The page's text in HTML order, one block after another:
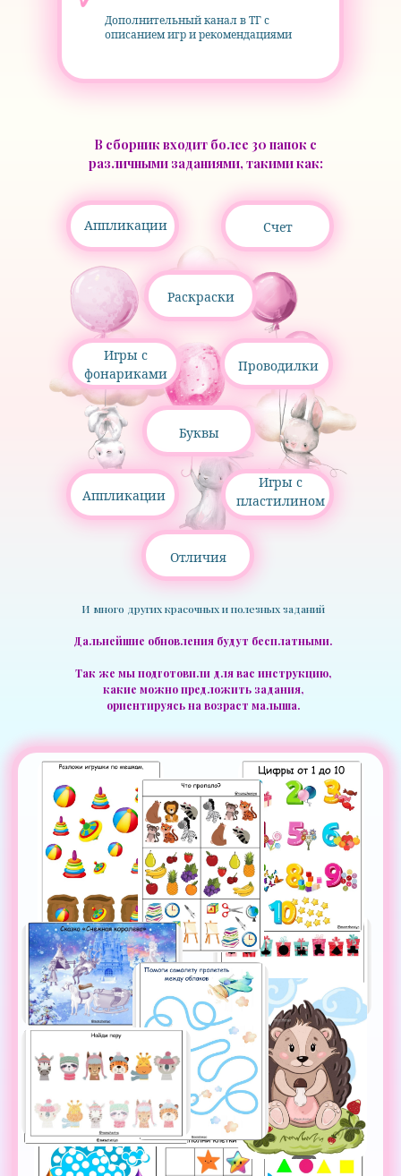
Дополнительный канал в ТГ с
описанием игр и рекомендациями
В сборник входит более 30 папок с
различными заданиями, такими как:
Отличия
Буквы
Игры с
пластилином
Аппликации
Проводилки
И много других красочных и полезных заданий
Дальнейшие обновления будут бесплатными.
Так же мы подготовили для вас инструкцию,
какие можно предложить задания,
ориентируясь на возраст малыша.
Аппликации
Раскраски
Счет
Игры с
фонариками